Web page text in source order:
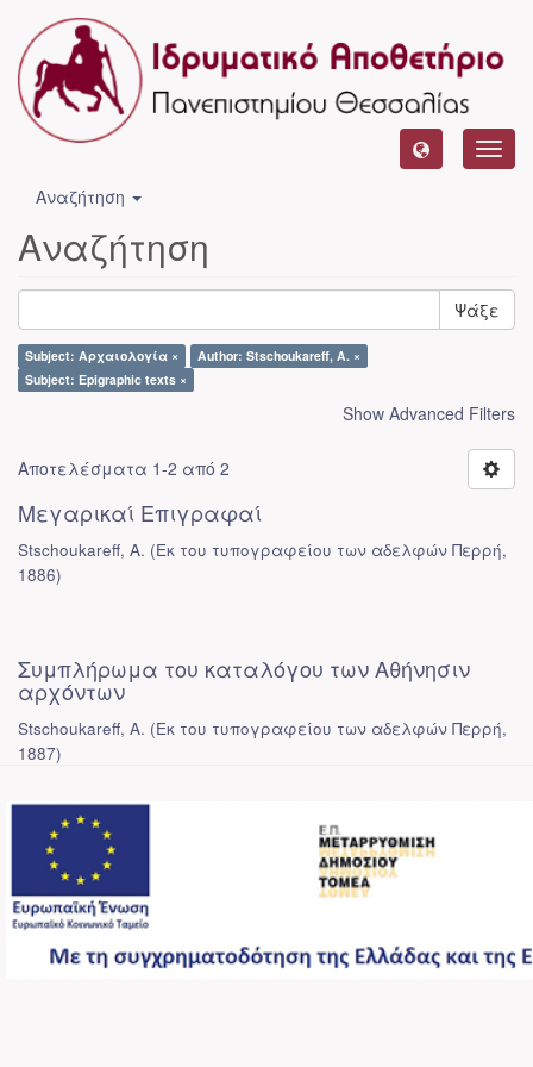
Αναζήτηση
Αναζήτηση
Ψάξε
Subject: Αρχαιολογία ×
Author: Stschoukareff, A. ×
Subject: Epigraphic texts ×
Show Advanced Filters
Αποτελέσματα 1-2 από 2
Μεγαρικαί Επιγραφαί
Stschoukareff, A. (Εκ του τυπογραφείου των αδελφών Περρή,
1886)
Συμπλήρωμα του καταλόγου των Αθήνησιν
αρχόντων
Stschoukareff, A. (Εκ του τυπογραφείου των αδελφών Περρή,
1887)